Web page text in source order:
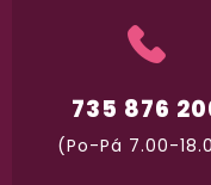
vypadá
Dodání
Na
735 876
(Po-Pá 7.00-